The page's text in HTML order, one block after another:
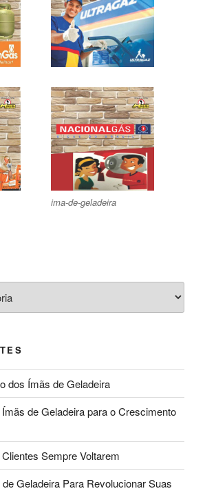
ima-de-geladeira
dos Ímãs de Geladeira
de Geladeira para o Crescimento
Sempre Voltarem
Geladeira Para Revolucionar Suas